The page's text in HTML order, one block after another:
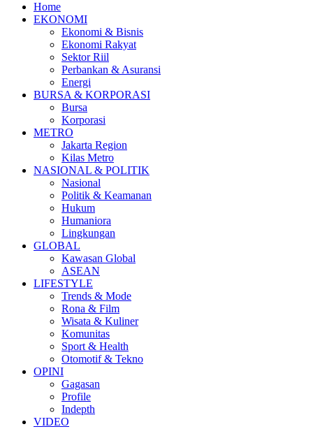
Home
EKONOMI
Ekonomi & Bisnis
Ekonomi Rakyat
Sektor Riil
Perbankan & Asuransi
Energi
BURSA & KORPORASI
Bursa
Korporasi
METRO
Jakarta Region
Kilas Metro
NASIONAL & POLITIK
Nasional
Politik & Keamanan
Hukum
Humaniora
Lingkungan
GLOBAL
Kawasan Global
ASEAN
LIFESTYLE
Trends & Mode
Rona & Film
Wisata & Kuliner
Komunitas
Sport & Health
Otomotif & Tekno
OPINI
Gagasan
Profile
Indepth
VIDEO